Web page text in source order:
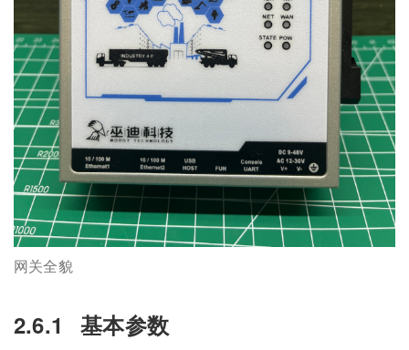
网关全貌
2.6.1 基本参数